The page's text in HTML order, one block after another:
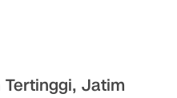
Jatim